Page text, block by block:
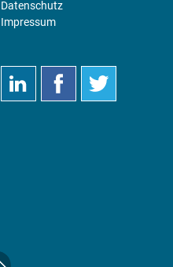
Datenschutz
Impressum